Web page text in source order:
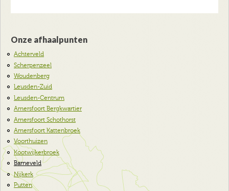
Onze afhaalpunten
Achterveld
Scherpenzeel
Woudenberg
Leusden-Zuid
Leusden-Centrum
Amersfoort Bergkwartier
Amersfoort Schothorst
Amersfoort Kattenbroek
Voorthuizen
Kootwijkerbroek
Barneveld
Nijkerk
Putten